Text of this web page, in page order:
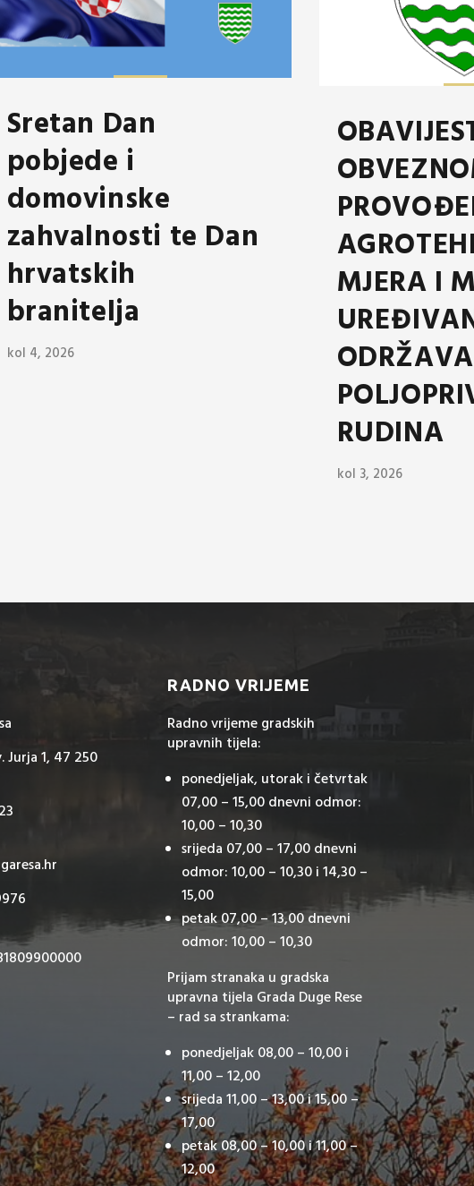
Sretan Dan
pobjede i
domovinske
zahvalnosti te Dan
hrvatskih
branitelja
kol 4, 2026
MJERA I
RUDINA
kol 3, 2026
Jurja 1, 47 250
RADNO VRIJEME
Radno vrijeme gradskih
upravnih tijela:
ponedjeljak, utorak i četvrtak
07,00 – 15,00 dnevni odmor:
10,00 – 10,30
srijeda 07,00 – 17,00 dnevni
odmor: 10,00 – 10,30 i 14,30 –
15,00
petak 07,00 – 13,00 dnevni
odmor: 10,00 – 10,30
Prijam stranaka u gradska
upravna tijela Grada Duge Rese
– rad sa strankama:
ponedjeljak 08,00 – 10,00 i
11,00 – 12,00
srijeda 11,00 – 13,00 i 15,00 –
17,00
petak 08,00 – 10,00 i 11,00 –
12,00